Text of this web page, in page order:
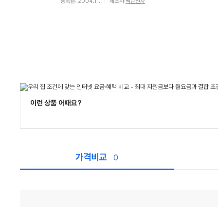
이런 상품 어때요?
가격비교 0